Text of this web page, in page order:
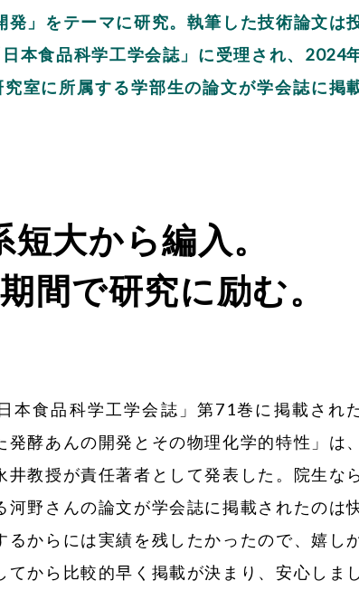
発」をテーマに研究。執筆した技術論文は
本食品科学工学会誌」に受理され、2024
室に所属する学部生の論文が学会誌に掲
短大から編入。
間で研究に励む。
食品科学工学会誌」第71巻に掲載され
酵あんの開発とその物理化学的特性」は、
井教授が責任著者として発表した。院生な
河野さんの論文が学会誌に掲載されたのは
るからには実績を残したかったので、嬉し
てから比較的早く掲載が決まり、安心しまし